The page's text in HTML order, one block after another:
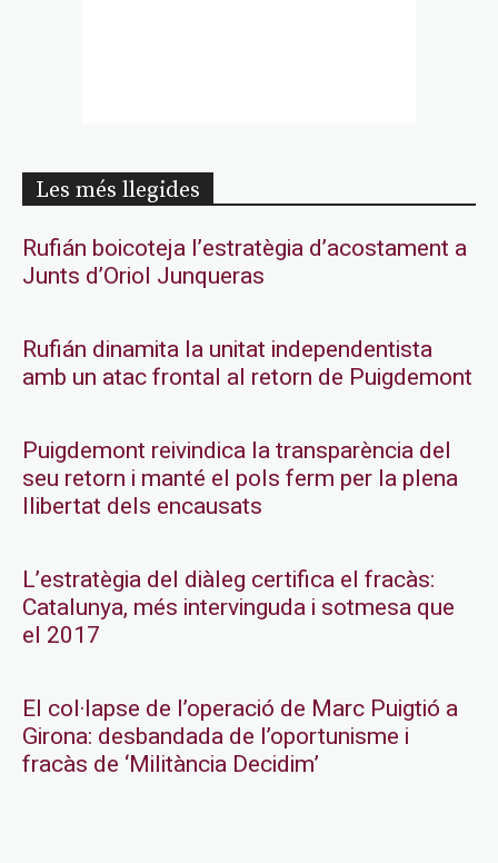
Les més llegides
Rufián boicoteja l’estratègia d’acostament a
Junts d’Oriol Junqueras
Rufián dinamita la unitat independentista
amb un atac frontal al retorn de Puigdemont
Puigdemont reivindica la transparència del
seu retorn i manté el pols ferm per la plena
llibertat dels encausats
L’estratègia del diàleg certifica el fracàs:
Catalunya, més intervinguda i sotmesa que
el 2017
El col·lapse de l’operació de Marc Puigtió a
Girona: desbandada de l’oportunisme i
fracàs de ‘Militància Decidim’